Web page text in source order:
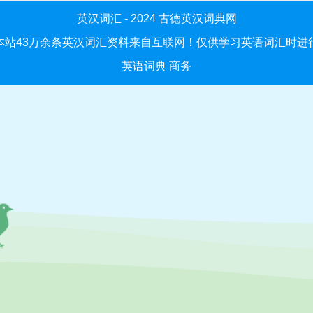
英汉词汇 - 2024 古德英汉词典网
站43万余条英汉词汇资料来自互联网！仅供学习英语词汇时进
英语词典 商务